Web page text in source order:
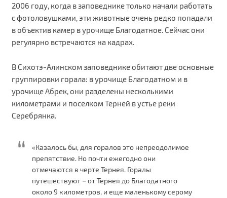
2006 году, когда в заповеднике только начали работать
с фотоловушками, эти животные очень редко попадали
в объектив камер в урочище Благодатное. Сейчас они
регулярно встречаются на кадрах.
В Сихотэ-Алинском заповеднике обитают две основные
группировки горала: в урочище Благодатном и в
урочище Абрек, они разделены несколькими
километрами и поселком Терней в устье реки
Серебрянка.
«Казалось бы, для горалов это непреодолимое
препятствие. Но почти ежегодно они
отмечаются в черте Тернея. Горалы
путешествуют − от Тернея до Благодатного
около 9 километров, и еще маленькому серому